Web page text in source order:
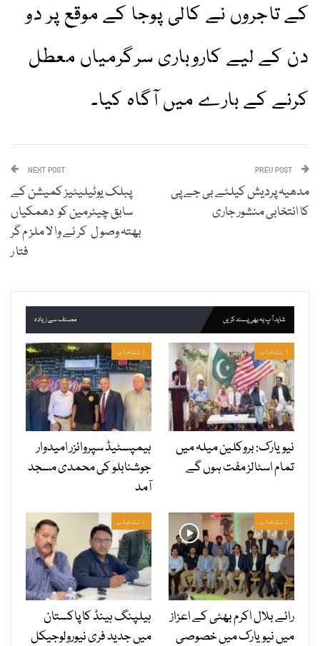
کے تاجروں نے کالی پوجا کے موقع پر دو
دن کے لیے کاروباری سرگرمیاں معطل
کرنے کے بارے میں آگاہ کیا۔
مدھیہ پردیش کیلئے بی جے پی
کا انتخابی منشور جاری
NEXT POST
پبلک یوٹیلیٹیز کمیشن کے
سابق چیئرمین کو دھمکیاں
بھتہ وصو ل کر نے وا لا ملز م گر
فتا ر
شاید آپ یہ بھی پسند کریں مصنف سے زیادہ
انتخاب
نیویارک: بروکلین میلہ میں
تمام اسٹالز مفت ہوں گے
انتخاب
ہیمپسٹیڈ سپروائزر امیدوار
جوشنابلو کی محمدی مسجد
آمد
انتخاب
رائے بلال اکرم بھٹی کے اعزاز
میں نیویارک میں خصوصی
انتخاب
ہیلپنگ ہینڈ کا پاکستان
میں جدید فری نیورولوجیکل